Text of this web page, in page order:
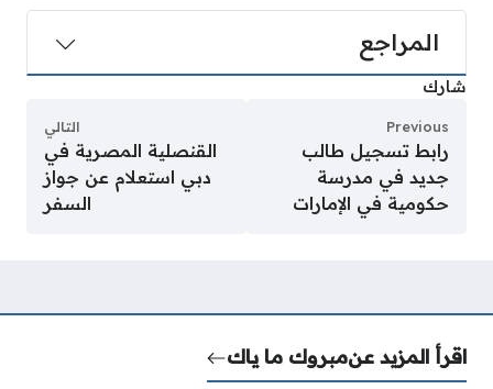
المراجع
شارك
Previous
رابط تسجيل طالب
جديد في مدرسة
حكومية في الإمارات
التالي
القنصلية المصرية في
دبي استعلام عن جواز
السفر
اقرأ المزيد عنمبروك ما ياك